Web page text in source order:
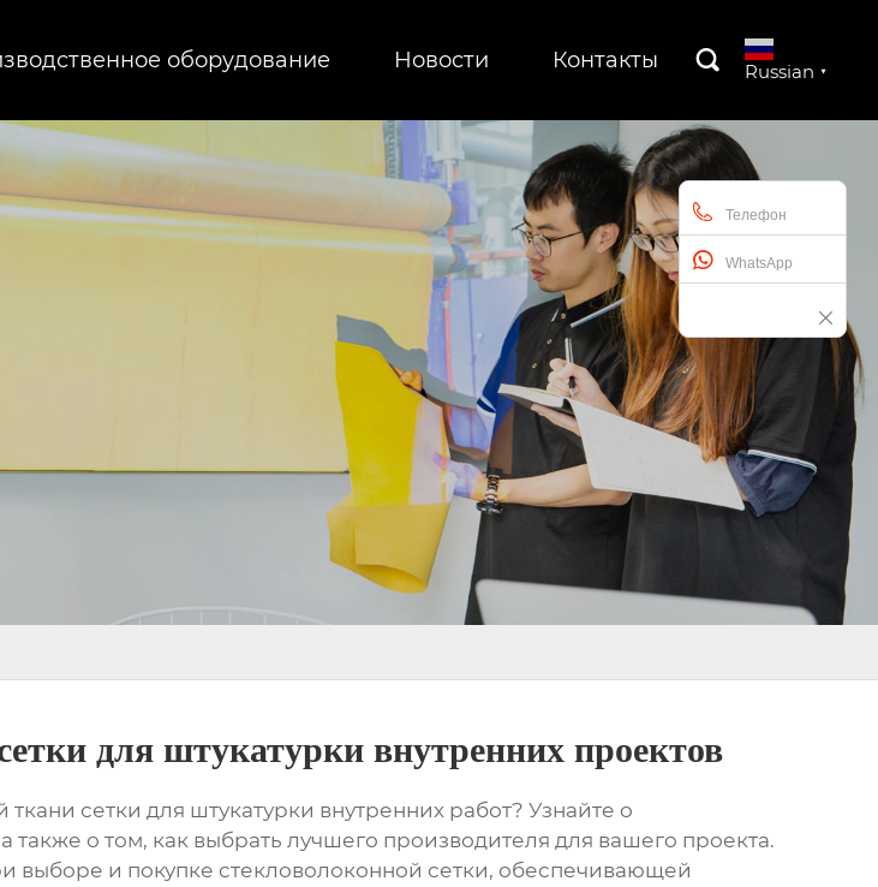
оборудование Новости Контакты  Russian ▼
Телефон
WhatsApp
для штукатурки внутренних проектов
сетки для штукатурки внутренних работ? Узнайте о
о том, как выбрать лучшего производителя для вашего проекта.
выборе и покупке стекловолоконной сетки, обеспечивающей